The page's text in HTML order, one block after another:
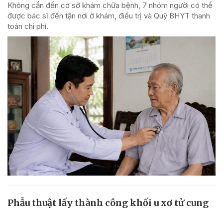
Không cần đến cơ sở khám chữa bệnh, 7 nhóm người có thể
được bác sĩ đến tận nơi ở khám, điều trị và Quỹ BHYT thanh
toán chi phí.
Phẫu thuật lấy thành công khối u xơ tử cung